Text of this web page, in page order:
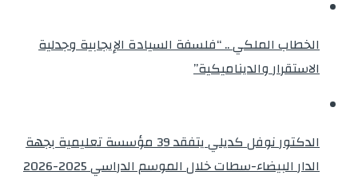
الخطاب الملكي .. “فلسفة السيادة الإيجابية وجدلية
الاستقرار والديناميكية”
الدكتور نوفل كديلي يتفقد 39 مؤسسة تعليمية بجهة
الدار البيضاء-سطات خلال الموسم الدراسي 2025-2026